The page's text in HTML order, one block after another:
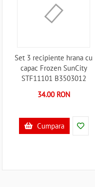
Set 3 recipiente hrana cu
capac Frozen SunCity
STF11101 B3503012
34.00 RON
Cumpara